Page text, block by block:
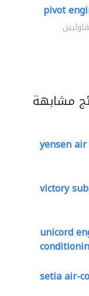
pivot
مشابهة
yensen
victory
unicord
setia air-